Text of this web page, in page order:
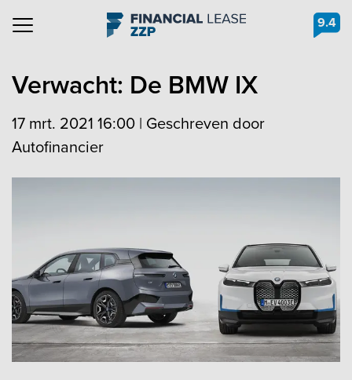
Navigation 9.4
Verwacht: De BMW IX
17 mrt. 2021 16:00 | Geschreven door
Autofinancier